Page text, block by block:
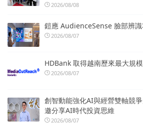
2026/08/08
鎧應 AudienceSense 臉部辨
2026/08/07
HDBank 取得越南歷來最大規
2026/08/07
創智動能強化AI與經營雙軸競
邀分享AI時代投資思維
2026/08/07